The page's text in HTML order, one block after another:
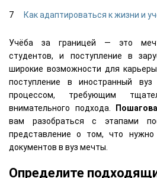
Как адаптироваться к жизни и
Учёба за границей — это
студентов, и поступление в
широкие возможности для
поступление в иностранный
процессом, требующим
внимательного подхода.
вам разобраться с этапами
представление о том, что
документов в вуз мечты.
Определите